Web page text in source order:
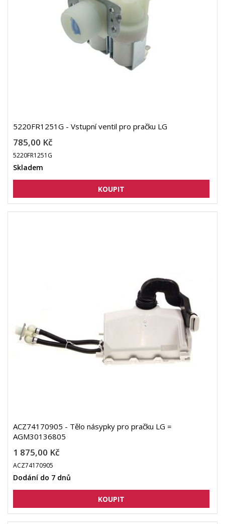
5220FR1251G - Vstupní ventil pro pračku LG
785,00 Kč
5220FR1251G
Skladem
ACZ74170905 - Tělo násypky pro pračku LG =
AGM30136805
1 875,00 Kč
ACZ74170905
Dodání do 7 dnů